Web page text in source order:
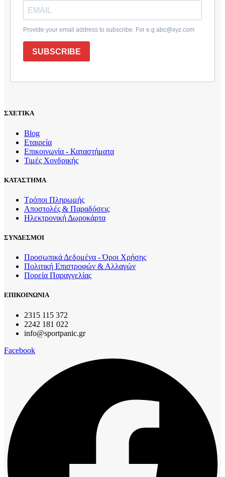
Provide your email address to subscribe. For e.g abc@xyz.com
SUBSCRIBE
ΣΧΕΤΙΚΑ
Blog
Εταιρεία
Επικοινωνία - Καταστήματα
Τιμές Χονδρικής
ΚΑΤΑΣΤΗΜΑ
Τρόποι Πληρωμής
Αποστολές & Παραδόσεις
Ηλεκτρονική Δωροκάρτα
ΣΥΝΔΕΣΜΟΙ
Προσωπικά Δεδομένα - Όροι Χρήσης
Πολιτική Επιστροφών & Αλλαγών
Πορεία Παραγγελίας
ΕΠΙΚΟΙΝΩΝΙΑ
2315 115 372
2242 181 022
info@sportpanic.gr
Facebook